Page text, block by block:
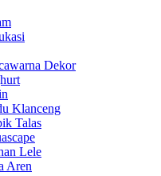
Dekor
Klanceng
Talas
Lele
Aren